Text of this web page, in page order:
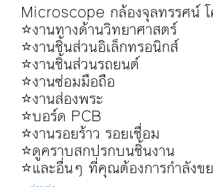
Microscope กล้องจุลทรรศน์
⭐️งานทางด้านวิทยาศาสตร์
⭐️งานชิ้นส่วนอิเล็กทรอนิกส์
⭐️งานชิ้นส่วนรถยนต์
⭐️งานซ่อมมือถือ
⭐️งานส่องพระ
⭐️บอร์ด PCB
⭐️งานรอยร้าว รอยเชื่อม
⭐️ดูคราบสกปรกบนชิ้นงาน
⭐️และอื่นๆ ที่คุณต้องการกำลังข